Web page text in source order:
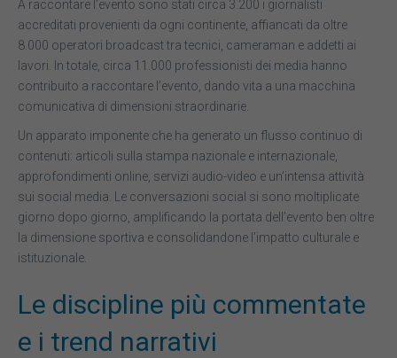
A raccontare l’evento sono stati circa 3.200 i giornalisti
accreditati provenienti da ogni continente, affiancati da oltre
8.000 operatori broadcast tra tecnici, cameraman e addetti ai
lavori. In totale, circa 11.000 professionisti dei media hanno
contribuito a raccontare l’evento, dando vita a una macchina
comunicativa di dimensioni straordinarie.
Un apparato imponente che ha generato un flusso continuo di
contenuti: articoli sulla stampa nazionale e internazionale,
approfondimenti online, servizi audio-video e un’intensa attività
sui social media. Le conversazioni social si sono moltiplicate
giorno dopo giorno, amplificando la portata dell’evento ben oltre
la dimensione sportiva e consolidandone l’impatto culturale e
istituzionale.
Le discipline più commentate
e i trend narrativi